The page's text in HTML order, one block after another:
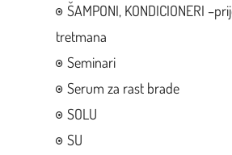
ŠAMPONI, KONDICIONERI
tretmana
Seminari
Serum za rast brade
SOLU
SU